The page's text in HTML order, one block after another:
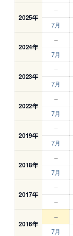
2025年
–
7月
2024年
–
7月
2023年
–
7月
2022年
–
7月
2019年
–
7月
2018年
–
7月
2017年
–
–
2016年
–
7月